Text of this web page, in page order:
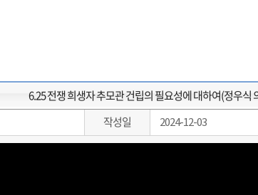
6.25 전쟁 희생자 추모관 건립의 필요성에 대하여(정우식
작성일 2024-12-03